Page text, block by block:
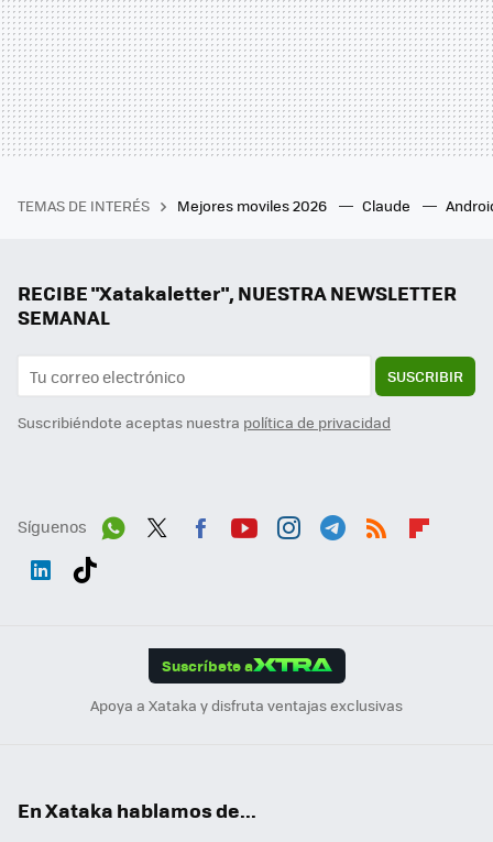
TEMAS DE INTERÉS Mejores moviles 2026 Claude
RECIBE "Xatakaletter", NUESTRA NEWSLETTER
SEMANAL
SUSCRIBIR
Suscribiéndote aceptas nuestra política de privacidad
Síguenos
Suscríbete a
Apoya a Xataka y disfruta ventajas exclusivas
En Xataka hablamos de...